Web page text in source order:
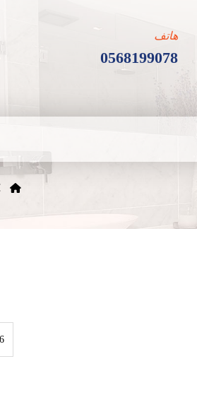
هاتف
0568199078